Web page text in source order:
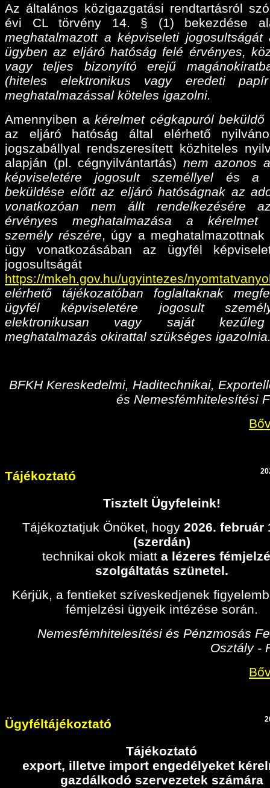
Az általános közigazgatási rendtartásról
évi CL törvény 14. § (1) bekezdése
meghatalmazott a képviseleti jogosultságát
ügyben az eljáró hatóság felé érvényes,
vagy teljes bizonyító erejű
(hiteles elektronikus vagy eredeti
meghatalmazással köteles igazolni.
Amennyiben akérelmet cégkapuról beküldő
az eljáró hatóság által elérhető
jogszabállyal rendszeresített közhiteles
alapján (pl. cégnyilvántartás) nem azonos
képviseletére jogosult személlyel és a
beküldése előtt az eljáró hatóságnak az
vonatkozóan nem állt rendelkezésére
érvényes meghatalmazása
a kérelmet
személy részére, úgy a meghatalmazottnak
ügy vonatkozásában az ügyfél
https://mkeh.gov.hu/ugyintezes/
elérhető tájékozatóban foglaltaknak
ügyfél képviseletére jogosult
elektronikusan vagy saját
meghatalmazás okirattal szükséges
BFKH Kereskedelmi, Haditechnikai,
és Nemesfémhitelesítési
Tájékoztató
Tisztelt Ügyfeleink!
Tájékoztatjuk Önöket, hogy 2026. február
(szerdán)
technikai okok miatt a lézeres
szolgáltatás szünetel.
Kérjük, a fentieket szíveskedjenek
fémjelzési ügyeik intézése során.
Nemesfémhitelesítési és Pénzmosás
Osztály -
Ügyféltájékoztató
Tájékoztató
export, illetve import engedélyeket
gazdálkodó szervezetek számára